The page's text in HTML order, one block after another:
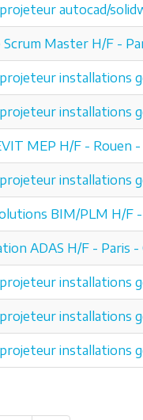
autocad/
Master H/F -
installations
installations
MEP H/F - Rouen -
installations
BIM/PLM H/F -
ADAS H/F - Paris -
installations
installations
installations